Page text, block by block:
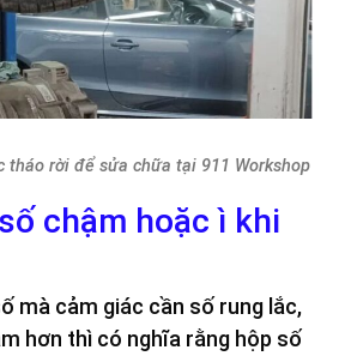
tháo rời để sửa chữa tại 911 Workshop
chậm hoặc ì khi
mà cảm giác cần số rung lắc,
hơn thì có nghĩa rằng hộp số